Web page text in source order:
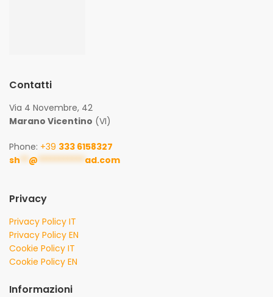
Contatti
Via 4 Novembre, 42
Marano Vicentino (VI)
Phone: +39 333 6158327
sh ** @ *********** ad.com
Privacy
Privacy Policy IT
Privacy Policy EN
Cookie Policy IT
Cookie Policy EN
Informazioni